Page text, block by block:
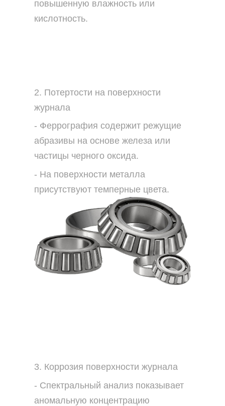
повышенную влажность или
кислотность.
2. Потертости на поверхности
журнала
- Феррография содержит режущие
абразивы на основе железа или
частицы черного оксида.
- На поверхности металла
присутствуют темперные цвета.
3. Коррозия поверхности журнала
- Спектральный анализ показывает
аномальную концентрацию